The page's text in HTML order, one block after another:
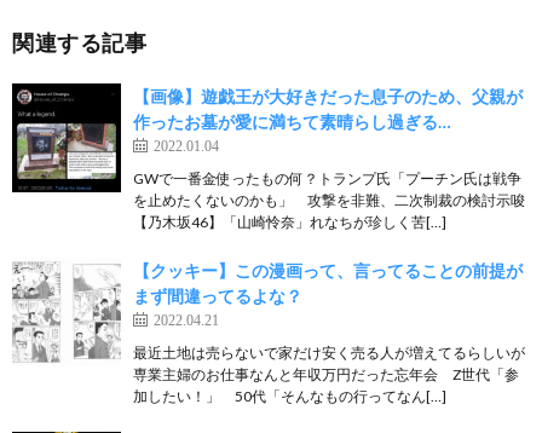
関連する記事
【画像】遊戯王が大好きだった息子のため、父親が
作ったお墓が愛に満ちて素晴らし過ぎる…
2022.01.04
GWで一番金使ったもの何？トランプ氏「プーチン氏は戦争
を止めたくないのかも」 攻撃を非難、二次制裁の検討示唆
【乃木坂46】「山崎怜奈」れなちが珍しく苦[…]
【クッキー】この漫画って、言ってることの前提が
まず間違ってるよな？
2022.04.21
最近土地は売らないで家だけ安く売る人が増えてるらしいが
専業主婦のお仕事なんと年収万円だった忘年会 Z世代「参
加したい！」 50代「そんなもの行ってなん[…]